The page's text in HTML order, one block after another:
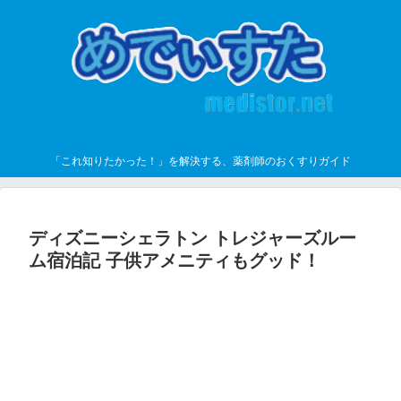
「これ知りたかった！」を解決する、薬剤師のおくすりガイド
ディズニーシェラトン トレジャーズルー
ム宿泊記 子供アメニティもグッド！